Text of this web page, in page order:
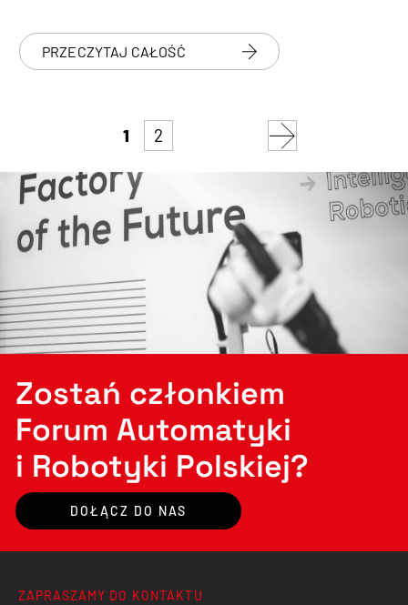
PRZECZYTAJ CAŁOŚĆ
1 2
Zostań członkiem
Forum Automatyki
i Robotyki Polskiej?
DOŁĄCZ DO NAS
ZAPRASZAMY DO KONTAKTU